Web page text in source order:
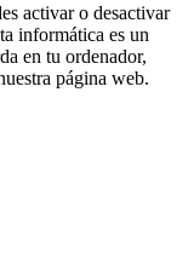
activar o desactivar
informática es un
en tu ordenador,
página web.